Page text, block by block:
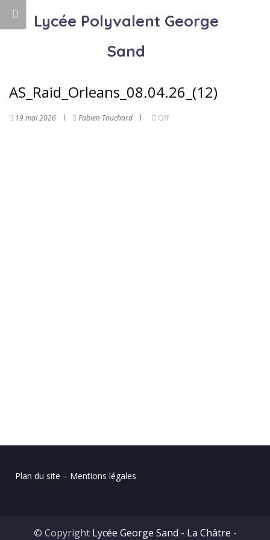
Lycée Polyvalent George
Sand
AS_Raid_Orleans_08.04.26_(12)
19 mai 2026 Fabien Touchard Off
Plan du site – Mentions légales
© Copyright Lycée George Sand - La Châtre -